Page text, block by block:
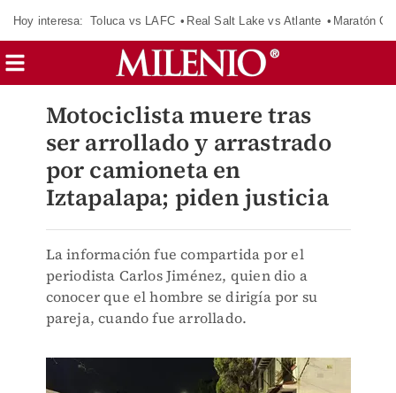
Hoy interesa: Toluca vs LAFC Real Salt Lake vs Atlante Maratón
Motociclista muere tras
ser arrollado y arrastrado
por camioneta en
Iztapalapa; piden justicia
La información fue compartida por el
periodista Carlos Jiménez, quien dio a
conocer que el hombre se dirigía por su
pareja, cuando fue arrollado.